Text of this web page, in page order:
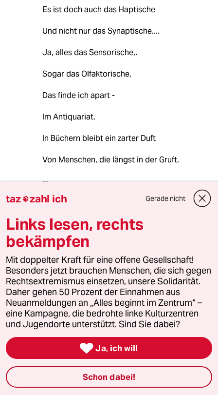
Es ist doch auch das Haptische
Und nicht nur das Synaptische....
Ja, alles das Sensorische,.
Sogar das Olfaktorische,
Das finde ich apart -
Im Antiquariat.
In Büchern bleibt ein zarter Duft
Von Menschen, die längst in der Gruft.
--
Die Fantasie ist grenzenlos: Faust im
drängt's den Grundtext aufzuschlagen..."
H hierbamala
28.06.2025,06:35 Uhr
@Mondschaf26:
Merci für diesen wunderbaren
Achtzeiler - den Grundtext
"aufzuwischen", aber ach, der Akku ist
leer.
Mondschaf26
taz zahl ich Gerade nicht
Links lesen, rechts
bekämpfen
Mit doppelter Kraft für eine offene Gesellschaft!
Besonders jetzt brauchen Menschen, die sich gegen
Rechtsextremismus einsetzen, unsere Solidarität.
Daher gehen 50 Prozent der Einnahmen aus
Neuanmeldungen an „Alles beginnt im Zentrum“ –
eine Kampagne, die bedrohte linke Kulturzentren
und Jugendorte unterstützt. Sind Sie dabei?
 Ja, ich will
Schon dabei!